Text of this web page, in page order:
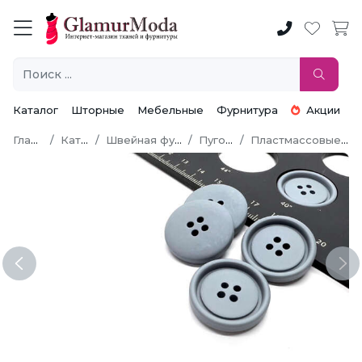
Каталог Шторные Мебельные Фурнитура Акции
Главная Каталог Швейная фурнитура Пуговицы Пластмассовые пуговицы
Previous